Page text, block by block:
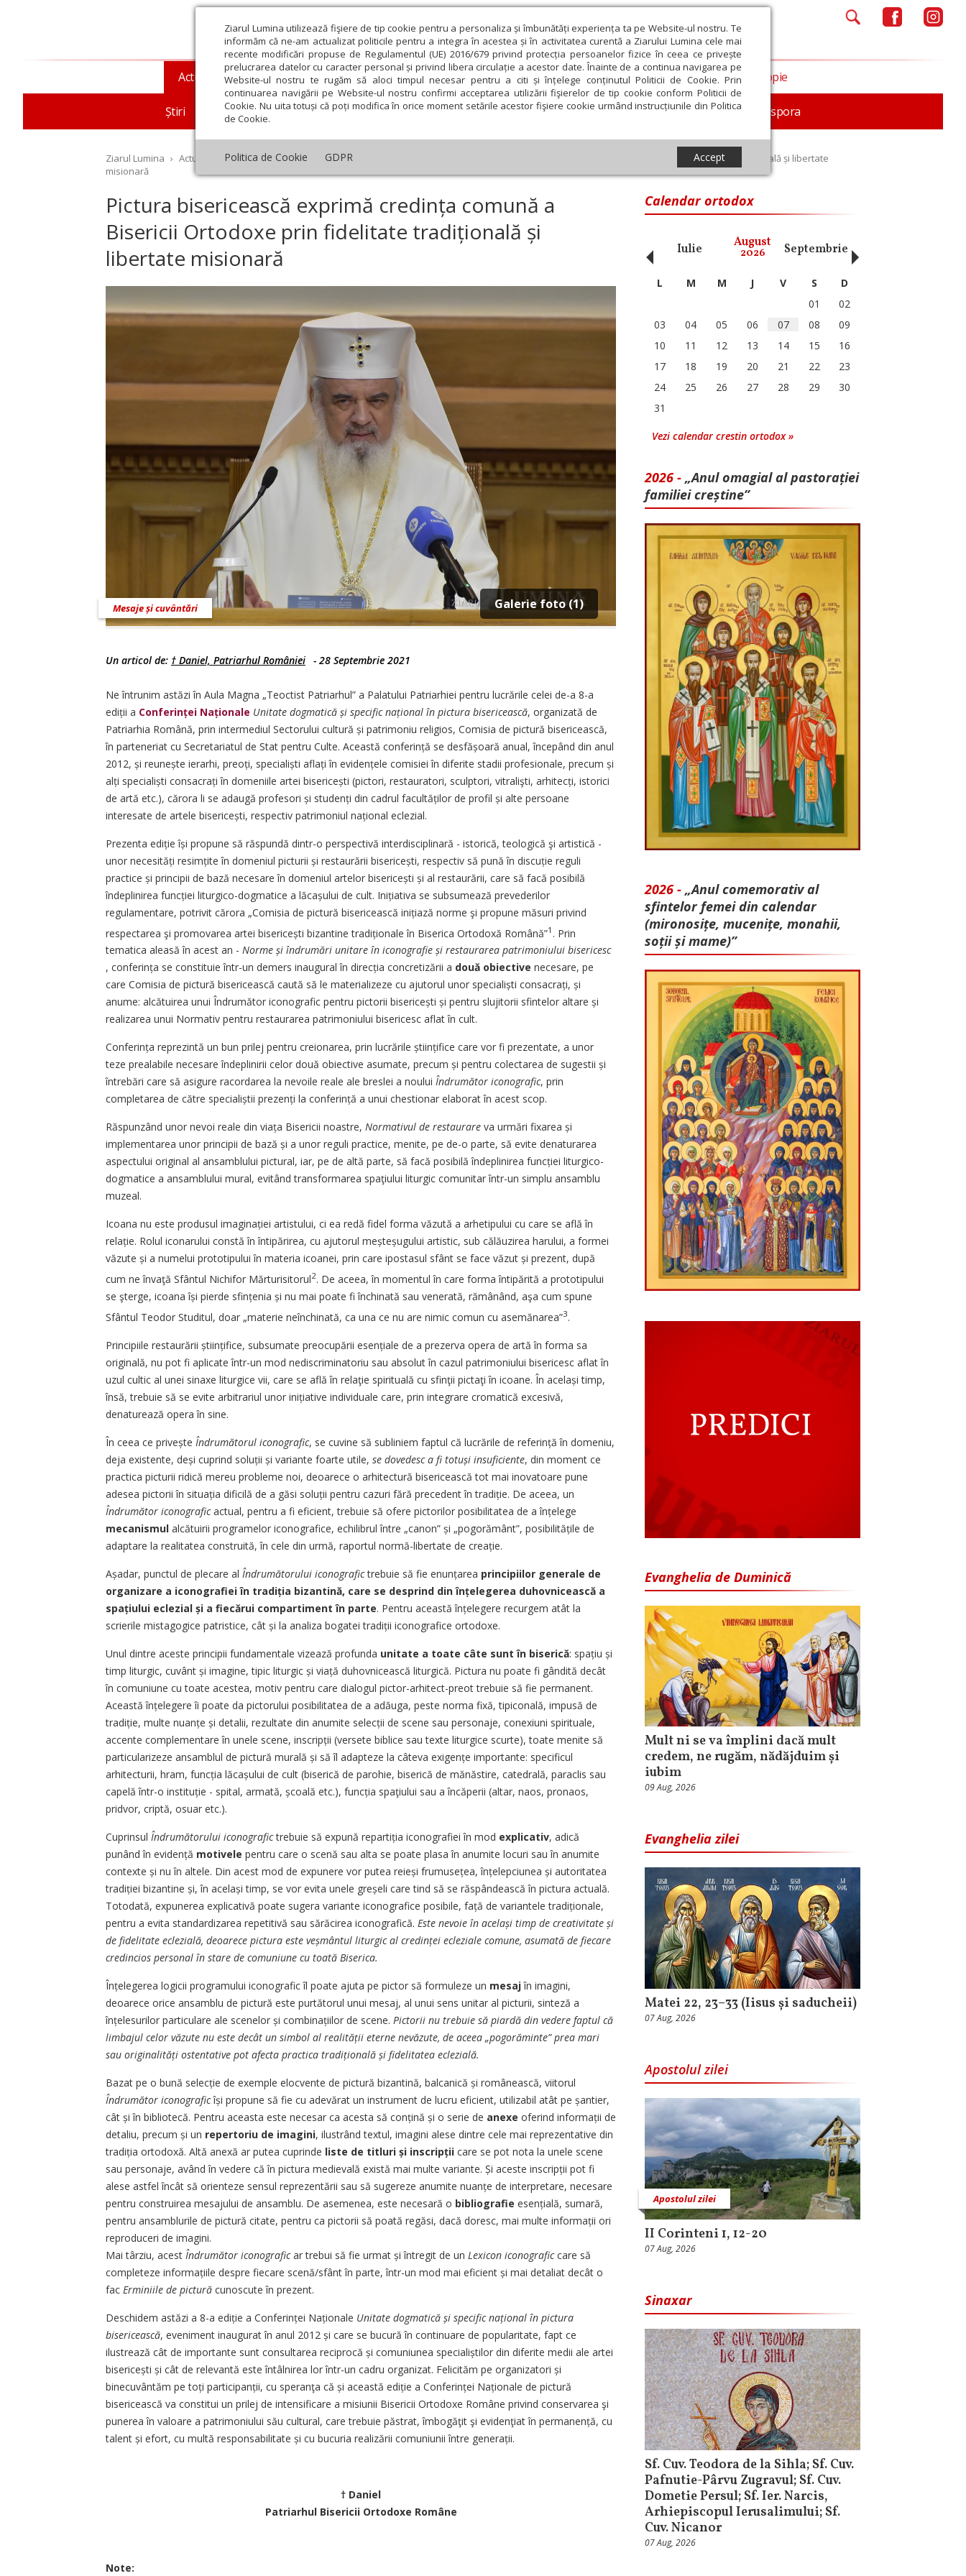
Ziarul Lumina utilizează fişiere de tip cookie pentru a personaliza și îmbunătăți experiența ta pe Website-ul nostru. Te
informăm că ne-am actualizat politicile pentru a integra în acestea și în activitatea curentă a Ziarului Lumina cele mai
recente modificări propuse de Regulamentul (UE) 2016/679 privind protecția persoanelor fizice în ceea ce privește
prelucrarea datelor cu caracter personal și privind libera circulație a acestor date. Înainte de a continua navigarea pe
Website-ul nostru te rugăm să aloci timpul necesar pentru a citi și înțelege conținutul Politicii de Cookie. Prin
continuarea navigării pe Website-ul nostru confirmi acceptarea utilizării fişierelor de tip cookie conform Politicii de
Cookie. Nu uita totuși că poți modifica în orice moment setările acestor fişiere cookie urmând instrucțiunile din Politica
de Cookie.
Politica de Cookie GDPR Accept
Actualitate religioasă
Știri Mesaje și cuvântări An omagial Comunicate de presă Documentar In memoriam Diaspora
Teologie și spiritualitate Educaţie și Cultură Societate Opinii Filantropie
Ziarul Lumina › Actualitate religioasă › Mesaje și cuvântări
Pictura bisericească exprimă credința comună a Bisericii Ortodoxe prin fidelitate tradițională și libertate
misionară
Pictura bisericească exprimă credința comună a
Bisericii Ortodoxe prin fidelitate tradițională și
libertate misionară
Galerie foto (1)
Mesaje și cuvântări
Un articol de: † Daniel, Patriarhul României - 28 Septembrie 2021
Ne întrunim astăzi în Aula Magna „Teoctist Patriarhul” a Palatului Patriarhiei pentru lucrările celei de-a 8-a
ediții a Conferinței Naționale Unitate dogmatică și specific național în pictura bisericească, organizată de
Patriarhia Română, prin intermediul Sectorului cultură și patrimoniu religios, Comisia de pictură bisericească,
în parteneriat cu Secretariatul de Stat pentru Culte. Această conferință se desfășoară anual, începând din anul
2012, și reunește ierarhi, preoți, specialiști aflați în evi­dențele comisiei în diferite stadii profesionale, precum și
alți specialiști consacrați în domeniile artei bisericești (pictori, restauratori, sculptori, vitralişti, arhitecți, istorici
de artă etc.), cărora li se adaugă profesori și studenți din cadrul fa­cultăților de profil și alte persoane
interesate de artele bisericești, respectiv patrimoniul nați­onal eclezial.
Prezenta ediție își propune să răspundă dintr-o perspectivă interdisciplinară - istorică, teologică şi artistică -
unor necesități resimțite în domeniul picturii și restaurării bisericești, respectiv să pună în discuție reguli
practice și principii de bază necesare în domeniul artelor bisericești și al restaurării, care să facă posibilă
îndeplinirea funcției liturgico-dogmatice a lăcașului de cult. Inițiativa se subsumează prevederilor
regulamentare, potrivit cărora „Comisia de pictură bisericească inițiază norme şi propune măsuri privind
respectarea şi promovarea artei bisericești bizantine tradiționale în Biserica Ortodoxă Română”1 . Prin
tematica aleasă în acest an - Norme și îndrumări unitare în iconografie și restaurarea patrimoniului bisericesc
, conferința se constituie într-un demers inaugural în direcția concretizării a două obiective necesare, pe
care Comisia de pictură bisericească caută să le materializeze cu ajutorul unor specialiști consacrați, și
anume: alcătuirea unui Îndrumător iconografic pentru pictorii bisericești și pentru slujitorii sfintelor altare și
realizarea unui Normativ pentru restaurarea patrimoniului bisericesc aflat în cult.
Conferința reprezintă un bun prilej pentru creionarea, prin lucrările științifice care vor fi prezentate, a unor
teze prealabile necesare îndeplinirii celor două obiective asumate, precum și pentru colectarea de sugestii și
întrebări care să asigure racordarea la nevoile reale ale breslei a noului Îndrumător iconografic, prin
completarea de către specialiștii prezenți la conferință a unui chestionar elaborat în acest scop.
Răspunzând unor nevoi reale din viața Bisericii noastre, Normativul de restaurare va urmări fixarea și
implementarea unor principii de bază și a unor reguli practice, menite, pe de-o parte, să evite denaturarea
aspectului original al ansamblului pictural, iar, pe de altă parte, să facă posibilă îndeplinirea funcției liturgico-
dogmatice a ansamblului mural, evitând transformarea spaţiului liturgic comunitar într-un simplu ansamblu
muzeal.
Icoana nu este produsul imaginației artistului, ci ea redă fidel forma văzută a arhetipului cu care se află în
relație. Rolul iconarului constă în întipărirea, cu ajutorul meșteșugului artistic, sub călăuzirea harului, a formei
văzute și a numelui prototipului în materia icoanei, prin care ipostasul sfânt se face văzut și prezent, după
cum ne învaţă Sfântul Nichifor Mărturisitorul2. De aceea, în momentul în care forma întipărită a prototipului
se şterge, icoana își pierde sfințenia și nu mai poate fi închinată sau venerată, rămânând, aşa cum spune
Sfântul Teodor Studitul, doar „materie neînchinată, ca una ce nu are nimic comun cu asemănarea”3.
Principiile restaurării științifice, subsumate preocupării esențiale de a prezerva opera de artă în forma sa
originală, nu pot fi aplicate într-un mod nediscriminatoriu sau absolut în cazul patrimoniului bisericesc aflat în
uzul cultic al unei sinaxe liturgice vii, care se află în relaţie spirituală cu sfinţii pictaţi în icoane. În același timp,
însă, trebuie să se evite arbitrariul unor inițiative individuale care, prin integrare cromatică excesivă,
denaturează opera în sine.
În ceea ce privește Îndrumătorul iconografic, se cuvine să subliniem faptul că lucrările de referință în domeniu,
deja existente, deși cuprind soluții și variante foarte utile, se dovedesc a fi totuși insuficiente, din moment ce
practica picturii ridică mereu probleme noi, deoarece o arhitectură bisericească tot mai inovatoare pune
adesea pictorii în situația dificilă de a găsi soluții pentru ca­zuri fără precedent în tradiție. De aceea, un
Îndrumător iconograficactual, pentru a fi eficient, trebuie să ofere pictorilor posibilitatea de a înțelege
mecanismul alcătuirii programelor iconografice, echilibrul între „canon” și „pogorământ”, posibilitățile de
adaptare la realitatea constru­ită, în cele din urmă, raportul normă-libertate de creație.
Așadar, punctul de plecare al Îndrumătorului iconografictrebuie să fie enunțarea principiilor generale de
organizare a iconografiei în tradiția bizantină, care se desprind din înțelegerea duhovnicească a
spațiului eclezial și a fiecărui compartiment în parte. Pentru această înțelegere recurgem atât la
scrierile mistagogice patristice, cât și la analiza bogatei tradiții iconografice ortodoxe.
Unul dintre aceste principii fundamentale vizează profunda unitate a toate câte sunt în biserică: spațiu și
timp liturgic, cuvânt și ima­gine, tipic liturgic și viață duhovnicească liturgică. Pictura nu poate fi gândită decât
în comuniune cu toate acestea, motiv pentru care dialogul pictor-arhitect-preot trebuie să fie permanent.
Această înțelegere îi poate da pictorului posibilitatea de a adăuga, peste norma fixă, tipiconală, impusă de
tradiție, multe nuanțe și detalii, rezultate din anumite selecții de scene sau personaje, conexiuni spirituale,
accente complementare în unele scene, inscripții (versete biblice sau texte liturgice scurte), toate menite să
particularizeze ansamblul de pictură murală și să îl adapteze la câteva exi­gențe importante: specificul
arhitecturii, hram, funcția lăcașului de cult (biserică de parohie, biserică de mănăstire, catedrală, paraclis sau
capelă într-o instituție - spital, armată, școală etc.), funcția spaţiului sau a încăperii (altar, naos, pronaos,
pridvor, criptă, osuar etc.).
Cuprinsul Îndrumătorului iconografictrebuie să expună repartiția iconografiei în mod explicativ, adică
punând în evidență motivele pentru care o scenă sau alta se poate plasa în anumite locuri sau în anumite
contexte și nu în altele. Din acest mod de expunere vor putea reieși frumusețea, înțelepciunea și autoritatea
tradiției bizantine și, în același timp, se vor evita unele greșeli care tind să se răspândească în pictura actuală.
Totodată, expunerea explicativă poate sugera variante iconografice posibile, față de variantele tradiționale,
pentru a evita standardizarea repetitivă sau sărăcirea iconografică. Este nevoie în același timp de creativitate și
de fidelitate eclezială, deoarece pictura este veșmântul liturgic al credinței ecleziale comune, asumată de fiecare
credincios personal în stare de comuniune cu toată Biserica.
Înțelegerea logicii programului iconografic îl poate ajuta pe pictor să formuleze un mesajîn imagini,
deoarece orice ansamblu de pictură este purtătorul unui mesaj, al unui sens unitar al picturii, sinteză a
înțelesurilor particulare ale scenelor și combinațiilor de scene. Pictorii nu trebuie să piardă din vedere faptul că
limbajul celor văzute nu este decât un simbol al realității eterne nevăzute, de aceea „pogorăminte” prea mari
sau originalități ostentative pot afecta practica tradițională și fidelitatea eclezială.
Bazat pe o bună selecție de exemple elocvente de pictură bizantină, balcanică și românească, viitorul
Îndrumător iconograficîși propune să fie cu adevărat un instrument de lucru eficient, utilizabil atât pe șantier,
cât și în bibliotecă. Pentru aceasta este necesar ca acesta să conțină și o serie de anexe oferind informații de
detaliu, precum și un repertoriu de imagini, ilustrând textul, imagini alese dintre cele mai reprezentative din
tradiția ortodoxă. Altă anexă ar putea cuprinde liste de titluri și inscripții care se pot nota la unele scene
sau personaje, având în vedere că în pictura medievală există mai multe variante. Și aceste inscripții pot fi
alese astfel încât să orienteze sensul reprezentării sau să sugereze anumite nuanțe de interpretare, necesare
pentru construirea mesajului de ansamblu. De asemenea, este necesară o bibliografie esen­țială, sumară,
pentru ansamblurile de pictură citate, pentru ca pictorii să poată regăsi, dacă doresc, mai multe informații ori
reproduceri de imagini.
Mai târziu, acest Îndrumător iconograficar trebui să fie urmat și întregit de un Lexicon iconograficcare să
completeze informațiile despre fiecare scenă/sfânt în parte, într-un mod mai eficient și mai detaliat decât o
fac Erminiile de pictură cunoscute în prezent.
Deschidem astăzi a 8-a ediție a Conferinței Naționale Unitate dogmatică și specific național în pictura
bisericească, eveniment inaugurat în anul 2012 și care se bucură în continuare de popularitate, fapt ce
ilustrează cât de importante sunt consultarea reciprocă și comuniunea specia­liștilor din diferite medii ale artei
bisericești și cât de relevantă este întâlnirea lor într-un cadru organizat. Felicităm pe organizatori și
binecuvântăm pe toți participanții, cu speranţa că și această ediție a Conferinței Naționale de pictură
bisericească va constitui un prilej de intensificare a misiunii Bisericii Ortodoxe Române privind conservarea şi
punerea în valoare a patrimoniului său cultural, care trebuie păstrat, îmbogăţit şi evidenţiat în permanență, cu
talent și efort, cu multă responsabilitate și cu bucuria realizării comuniunii între generații.
† Daniel
Patriarhul Bisericii Ortodoxe Române
Note:
Calendar ortodox
Octombrie Noiembrie Decembrie Iulie August
2026 Septembrie Octombrie
‹ L M M J V S
D
01
02
03
04 05 06 07 08
09
10
11 12 13 14 15
16
17
18 19 20 21 22
23
24
25 26 27 28 29
30
31
Vezi calendar crestin ortodox »
2026 - „Anul omagial al pastorației
familiei creștine”
2026 - „Anul comemorativ al
sfintelor femei din calendar
(mironosițe, mu­cenițe, monahii,
soții și mame)”
Evanghelia de Duminică
Mult ni se va împlini dacă mult
credem, ne rugăm, nădăjduim și
iubim
09 Aug, 2026
Evanghelia zilei
Matei 22, 23–33 (Iisus și saducheii)
07 Aug, 2026
Apostolul zilei
Apostolul zilei
II Corinteni 1, 12-20
07 Aug, 2026
Sinaxar
Sf. Cuv. Teodora de la Sihla; Sf. Cuv.
Pafnutie-Pârvu Zugravul; Sf. Cuv.
Dometie Persul; Sf. Ier. Narcis,
Arhiepiscopul Ierusalimului; Sf.
Cuv. Nicanor
07 Aug, 2026